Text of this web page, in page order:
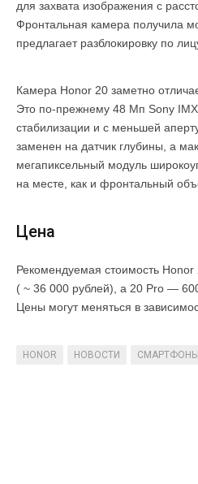
для захвата изображения с
Фронтальная камера получила
предлагает разблокировку по
Камера Honor 20 заметно
Это по-прежнему 48 Мп Sony
стабилизации и с меньшей
заменен на датчик глубины, а
мегапиксельный модуль
на месте, как и фронтальный
Цена
Рекомендуемая стоимость
( ~ 36 000 рублей), а 20 Pro —
Цены могут меняться в
HONOR НОВОСТИ СМАРТФОНЫ